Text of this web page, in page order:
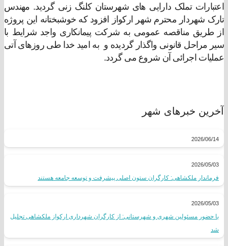
اعتبارات تملک دارایی های شهرستان کلنگ زنی گردید. مهندس
تارک شهردار محترم شهر ارکواز افزود که خوشبختانه این پروژه
از طریق مناقصه عمومی به شرکت پیمانکاری واجد شرایط با
سیر مراحل قانونی واگذار گردیده و به امید خدا طی روزهای آتی
عملیات اجرائی آن شروع می گردد.
آخرین خبرهای شهر
2026/06/14
2026/05/03
فرماندار ملکشاهی: کارگران ستون اصلی پیشرفت و توسعه جامعه هستند
2026/05/03
با حضور مسئولین شهری و شهرستانی: از کارگران شهرداری ارکواز ملکشاهی تجلیل
شد